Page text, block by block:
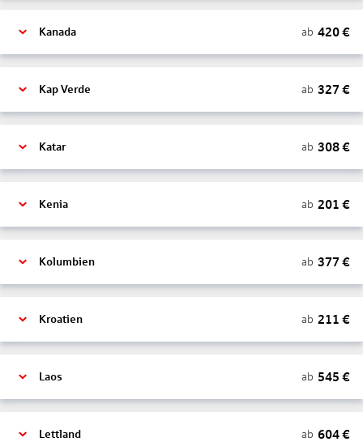
Kanada ab 420€
Kap Verde ab 327 €
Katar ab 308€
Kenia ab 201 €
Kolumbien ab 377 €
Kroatien ab 211 €
Laos ab 545 €
Lettland ab 604€